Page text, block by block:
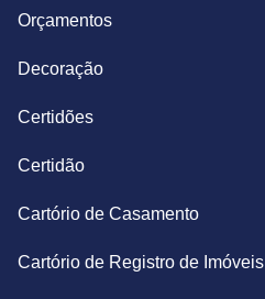
Orçamentos
Decoração
Certidões
Certidão
Cartório de Casamento
Cartório de Registro de Imóveis